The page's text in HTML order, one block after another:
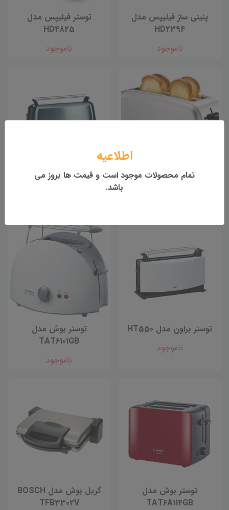
پنینی ساز فیلیپس مدل
HD2394
ناموجود
توستر فیلیپس مدل
HD4825
ناموجود
توستر تفال مدل TL330D
توستر براون مدل HT600
توستر براون مدل HT550
ناموجود
توستر بوش مدل
TAT6101GB
ناموجود
توستر بوش مدل
TAT6A114GB
گریل بوش مدل BOSCH
TFB3302V
اطلاعیه
تمام محصولات موجود است و قیمت ها بروز می
باشد.